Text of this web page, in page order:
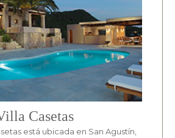
Casetas
está ubicada en San Agustín,